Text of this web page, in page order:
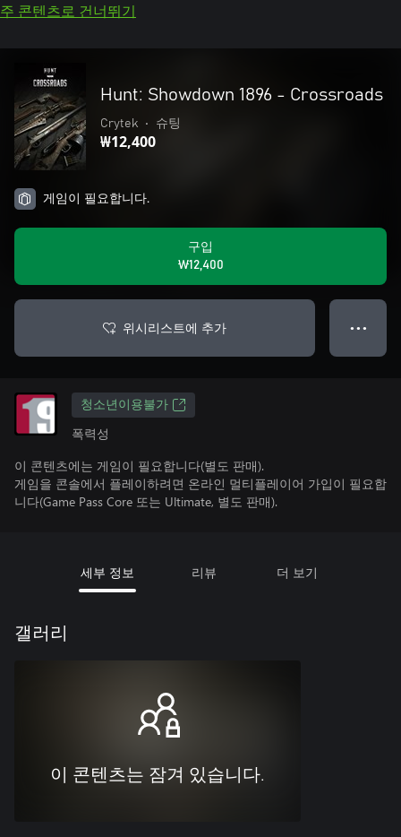
주 콘텐츠로 건너뛰기
Hunt: Showdown 1896 - Crossroads
Crytek • 슈팅
₩12,400
게임이 필요합니다.
구입
₩12,400
위시리스트에 추가 ● ● ●
청소년이용불가
폭력성
이 콘텐츠에는 게임이 필요합니다(별도 판매).
게임을 콘솔에서 플레이하려면 온라인 멀티플레이어 가입이 필요합
니다(Game Pass Core 또는 Ultimate, 별도 판매).
세부 정보 리뷰 더 보기
갤러리
이 콘텐츠는 잠겨 있습니다.